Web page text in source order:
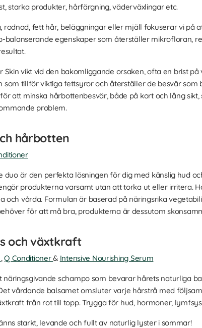
starka produkter, hårfärgning, väderväxlingar etc.
rodnad, fett hår, beläggningar eller mjäll fokuserar vi på
balanserande egenskaper som återställer mikrofloran,
Skin vikt vid den bakomliggande orsaken, ofta en brist
som tillför viktiga fettsyror och återställer de besvär som
att minska hårbottenbesvär, både på kort och lång
problem.
hårbotten
är den perfekta lösningen för dig med känslig hud
produkterna varsamt utan att torka ut eller irritera.
och vårda. Formulan är baserad på näringsrika
för att må bra, produkterna är dessutom
och växtkraft
,Q Conditioner& Intensive Nourishing Serum
näringsgivande schampo som bevarar hårets naturliga
vårdande balsamet omsluter varje hårstrå med
från rot till topp. Trygga för hud, hormoner,
starkt, levande och fullt av naturlig lyster i sommar!